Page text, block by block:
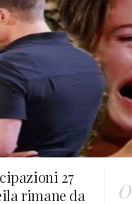
27
rimane da